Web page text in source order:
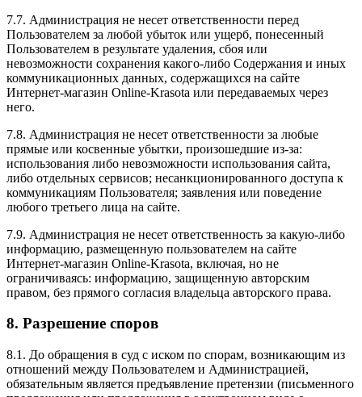
7.7. Администрация не несет ответственности перед
Пользователем за любой убыток или ущерб, понесенный
Пользователем в результате удаления, сбоя или
невозможности сохранения какого-либо Содержания и иных
коммуникационных данных, содержащихся на сайте
Интернет-магазин Online-Krasota или передаваемых через
него.
7.8. Администрация не несет ответственности за любые
прямые или косвенные убытки, произошедшие из-за:
использования либо невозможности использования сайта,
либо отдельных сервисов; несанкционированного доступа к
коммуникациям Пользователя; заявления или поведение
любого третьего лица на сайте.
7.9. Администрация не несет ответственность за какую-либо
информацию, размещенную пользователем на сайте
Интернет-магазин Online-Krasota, включая, но не
ограничиваясь: информацию, защищенную авторским
правом, без прямого согласия владельца авторского права.
8. Разрешение споров
8.1. До обращения в суд с иском по спорам, возникающим из
отношений между Пользователем и Администрацией,
обязательным является предъявление претензии (письменного